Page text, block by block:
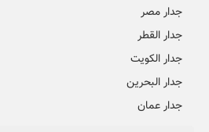
جدار مصر
جدار القطر
جدار الكويت
جدار البحرين
جدار عمان